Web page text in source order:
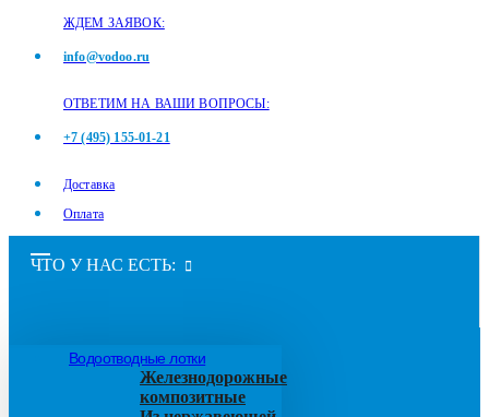
ЖДЕМ ЗАЯВОК:
info@vodoo.ru
ОТВЕТИМ НА ВАШИ ВОПРОСЫ:
+7 (495) 155-01-21
Доставка
Оплата
ЧТО У НАС ЕСТЬ:
Водоотводные лотки
Железнодорожные
композитные